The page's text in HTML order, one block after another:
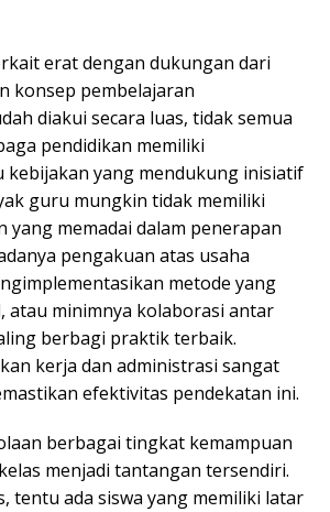
erat dengan dukungan dari
konsep pembelajaran
diakui secara luas, tidak semua
pendidikan memiliki
yang mendukung inisiatif
guru mungkin tidak memiliki
yang memadai dalam penerapan
pengakuan atas usaha
metode yang
atau minimnya kolaborasi antar
berbagi praktik terbaik.
kerja dan administrasi sangat
efektivitas pendekatan ini.
berbagai tingkat kemampuan
menjadi tantangan tersendiri.
tentu ada siswa yang memiliki latar